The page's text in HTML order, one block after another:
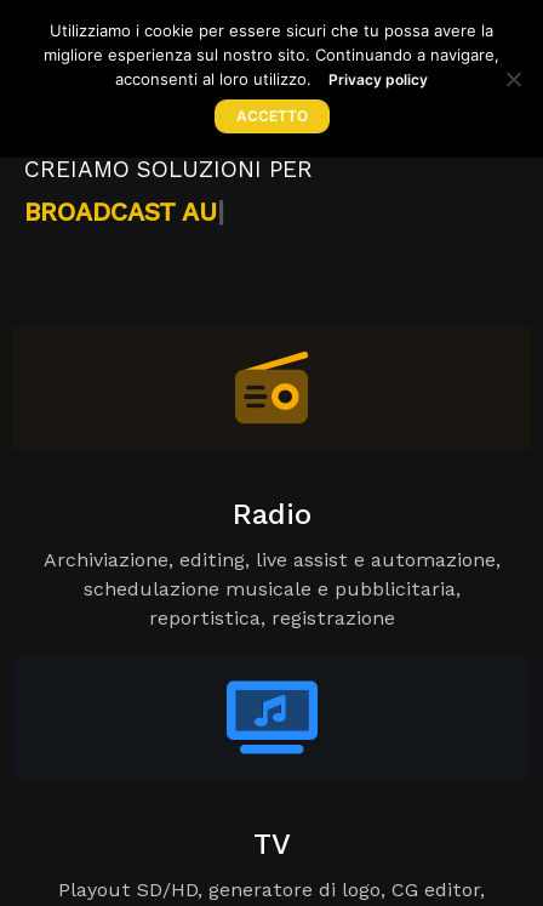
CREIAMO SOLUZIONI PER
RADIO|
Radio
Archiviazione, editing, live assist e automazione,
schedulazione musicale e pubblicitaria,
reportistica, registrazione
TV
Playout SD/HD, generatore di logo, CG editor,
Utilizziamo i cookie per essere sicuri che tu possa avere la
migliore esperienza sul nostro sito. Continuando a navigare,
acconsenti al loro utilizzo.
Privacy policy
ACCETTO